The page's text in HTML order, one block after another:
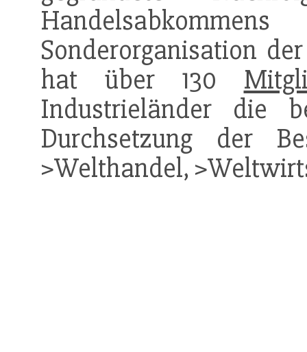
Sonderorganisation
hat über 130
Industrieländer die
Durchsetzung der
>Welthandel,